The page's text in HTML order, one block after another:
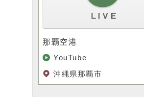
那覇空港
YouTube
沖縄県那覇市